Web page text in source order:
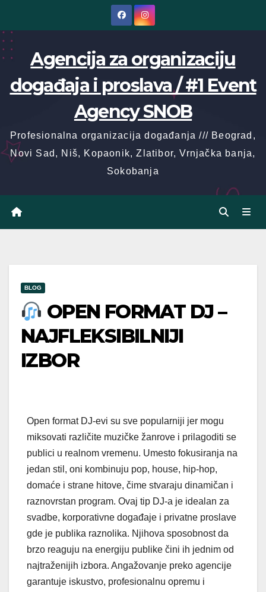
content
Agencija za organizaciju
događaja i proslava / #1 Event
Agency SNOB
Profesionalna organizacija događanja /// Beograd,
Novi Sad, Niš, Kopaonik, Zlatibor, Vrnjačka banja,
Sokobanja
BLOG
OPEN FORMAT DJ –
NAJFLEKSIBILNIJI
IZBOR
Open format DJ-evi su sve popularniji jer mogu
miksovati različite muzičke žanrove i prilagoditi se
publici u realnom vremenu. Umesto fokusiranja na
jedan stil, oni kombinuju pop, house, hip-hop,
domaće i strane hitove, čime stvaraju dinamičan i
raznovrstan program. Ovaj tip DJ-a je idealan za
svadbe, korporativne događaje i privatne proslave
gde je publika raznolika. Njihova sposobnost da
brzo reaguju na energiju publike čini ih jednim od
najtraženijih izbora. Angažovanje preko agencije
garantuje iskustvo, profesionalnu opremu i